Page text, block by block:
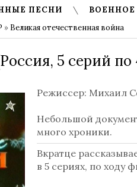
ПЕСНИ ВОЕННОЕ
» Великая отечественная война
5 серий по
Режиссер: Михаил
Небольшой
много хроники.
Вкратце
в 5 сериях, по ходу